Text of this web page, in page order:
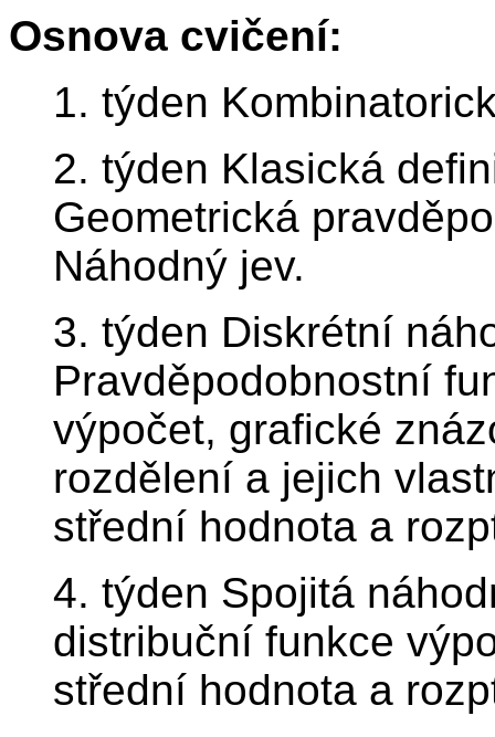
Osnova cvičení:
1. týden
2. týden Klasická
Geometrická
Náhodný jev.
3. týden Diskrétní
Pravděpodobnostní
výpočet, grafické
rozdělení a jejich
střední hodnota a
4. týden Spojitá
distribuční funkce
střední hodnota a